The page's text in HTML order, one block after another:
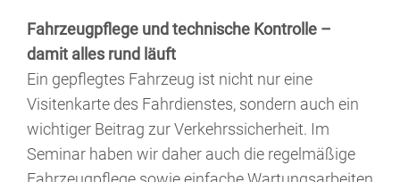
Fahrzeugpflege und technische Kontrolle –
damit alles rund läuft
Ein gepflegtes Fahrzeug ist nicht nur eine
Visitenkarte des Fahrdienstes, sondern auch ein
wichtiger Beitrag zur Verkehrssicherheit. Im
Seminar haben wir daher auch die regelmäßige